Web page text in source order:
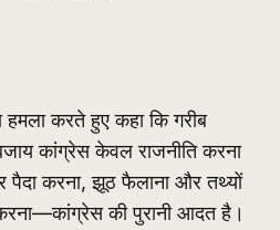
हमला करते हुए कहा कि गरीब
कांग्रेस केवल राजनीति करना
पैदा करना, झूठ फैलाना और तथ्यों
की पुरानी आदत है।